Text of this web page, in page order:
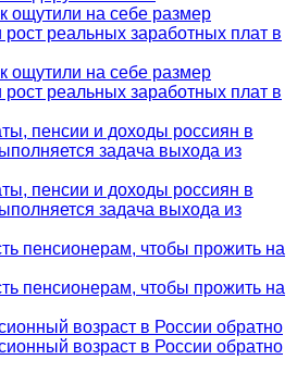
ощутили на себе размер
реальных заработных плат в
ощутили на себе размер
реальных заработных плат в
пенсии и доходы россиян в
задача выхода из
пенсии и доходы россиян в
задача выхода из
пенсионерам, чтобы прожить на
пенсионерам, чтобы прожить на
возраст в России обратно
возраст в России обратно